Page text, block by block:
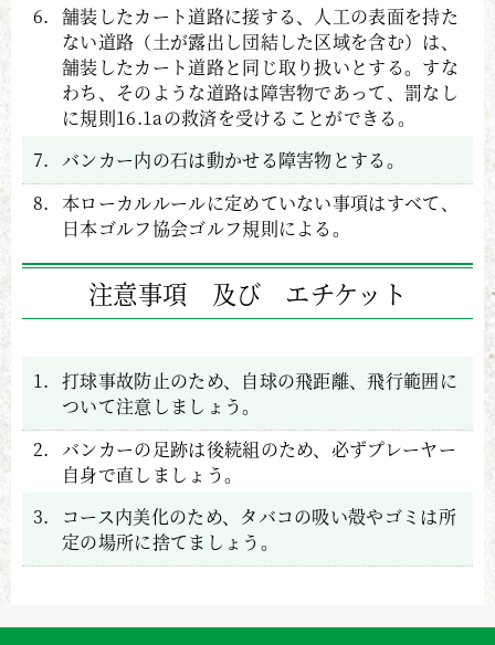
6. 舗装したカート道路に接する、人工の表面を持た
ない道路（土が露出し団結した区域を含む）は、
舗装したカート道路と同じ取り扱いとする。すな
わち、そのような道路は障害物であって、罰なし
に規則16.1aの救済を受けることができる。
7. バンカー内の石は動かせる障害物とする。
8. 本ローカルルールに定めていない事項はすべて、
日本ゴルフ協会ゴルフ規則による。
注意事項 及び エチケット
1. 打球事故防止のため、自球の飛距離、飛行範囲に
ついて注意しましょう。
2. バンカーの足跡は後続組のため、必ずプレーヤー
自身で直しましょう。
3.
コース内美化のため、タバコの吸い殻やゴミは所
定の場所に捨てましょう。